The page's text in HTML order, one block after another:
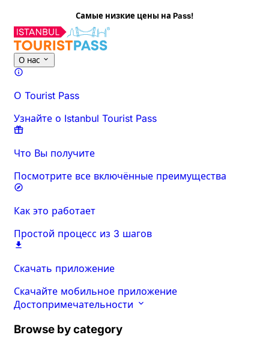
Самые низкие цены на Pass!
О нас
О Tourist Pass
Узнайте о Istanbul Tourist Pass
Что Вы получите
Посмотрите все включённые преимущества
Как это работает
Простой процесс из 3 шагов
Скачать приложение
Скачайте мобильное приложение
Достопримечательности
Browse by category